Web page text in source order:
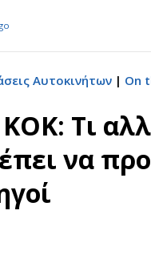
Αυτοκινήτων On
Τι
να